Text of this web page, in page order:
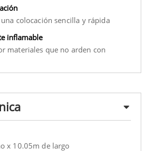
colocación sencilla y rápida
inflamable
materiales que no arden con
x 10.05m de largo